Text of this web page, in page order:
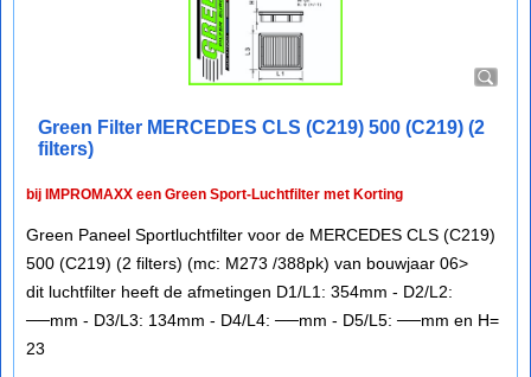
Green Filter MERCEDES CLS (C219) 500 (C219) (2
filters)
bij IMPROMAXX een Green Sport-Luchtfilter met Korting
Green Paneel Sportluchtfilter voor de MERCEDES CLS (C219)
500 (C219) (2 filters) (mc: M273 /388pk) van bouwjaar 06>
dit luchtfilter heeft de afmetingen D1/L1: 354mm - D2/L2:
──mm - D3/L3: 134mm - D4/L4: ──mm - D5/L5: ──mm en H=
23